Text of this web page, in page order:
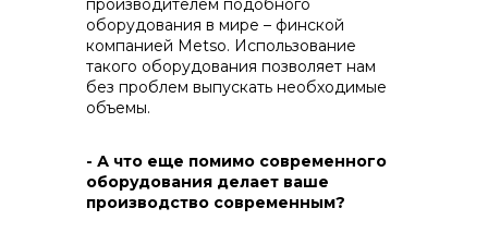
производителем подобного
оборудования в мире – финской
компанией Metso. Использование
такого оборудования позволяет нам
без проблем выпускать необходимые
объемы.
- А что еще помимо современного
оборудования делает ваше
производство современным?